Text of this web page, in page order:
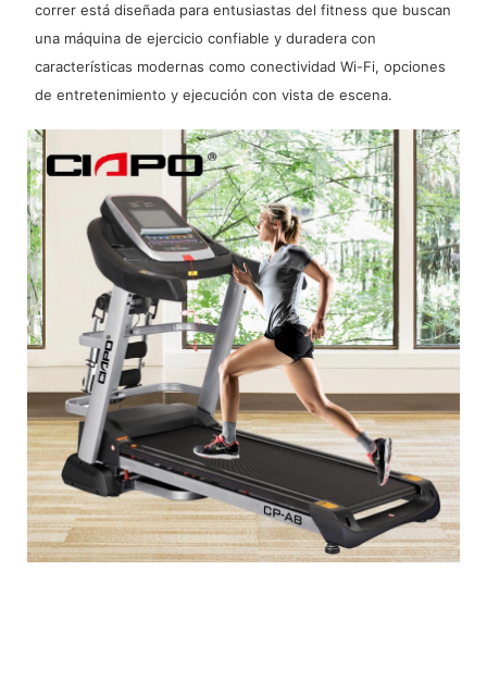
correr está diseñada para entusiastas del fitness que buscan
una máquina de ejercicio confiable y duradera con
características modernas como conectividad Wi-Fi, opciones
de entretenimiento y ejecución con vista de escena.